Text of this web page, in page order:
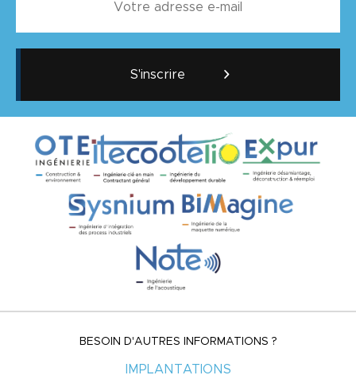
S'inscrire
BESOIN D'AUTRES INFORMATIONS ?
IMPLANTATIONS